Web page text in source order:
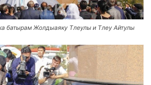
батырам Жолдыаяку Тлеулы и Тлеу Айтулы